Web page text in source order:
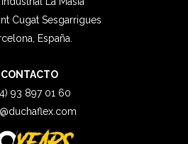
Cugat Sesgarrigues
España.
CONTACTO
93 897 01 60